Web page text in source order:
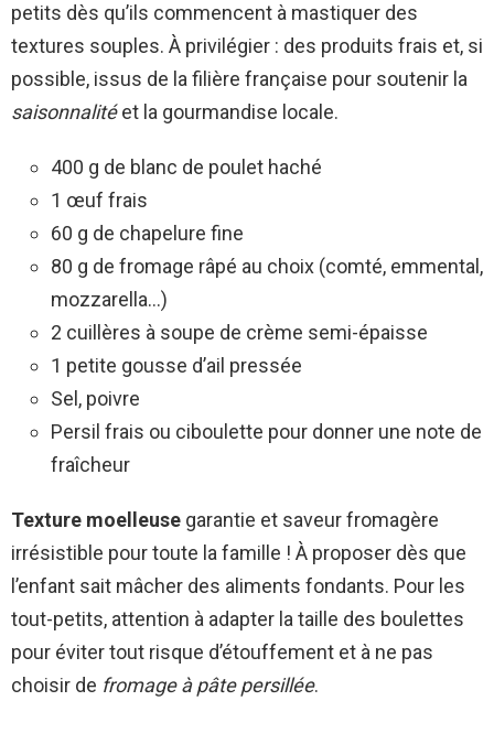
petits dès qu’ils commencent à mastiquer des
textures souples. À privilégier : des produits frais et, si
possible, issus de la filière française pour soutenir la
saisonnalitéet la gourmandise locale.
400 g de blanc de poulet haché
1 œuf frais
60 g de chapelure fine
80 g de fromage râpé au choix (comté, emmental,
mozzarella…)
2 cuillères à soupe de crème semi-épaisse
1 petite gousse d’ail pressée
Sel, poivre
Persil frais ou ciboulette pour donner une note de
fraîcheur
Texture moelleuse garantie et saveur fromagère
irrésistible pour toute la famille ! À proposer dès que
l’enfant sait mâcher des aliments fondants. Pour les
tout-petits, attention à adapter la taille des boulettes
pour éviter tout risque d’étouffement et à ne pas
choisir de fromage à pâte persillée.